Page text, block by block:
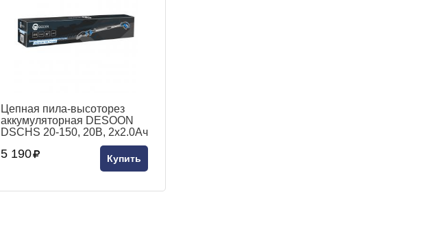
Цепная пила-высоторез
аккумуляторная DESOON
DSCHS 20-150, 20В, 2x2.0Ач
5 190 Купить